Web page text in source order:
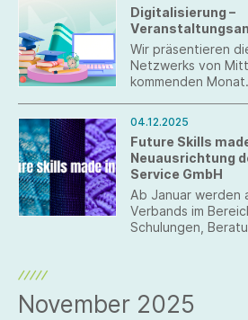
Digitalisierung –
Wir präsentieren
Netzwerks von
kommenden Monat.
04.12.2025
Future Skills
Neuausrichtung
Service GmbH
Ab Januar werden
Verbands im
Schulungen,
November 2025